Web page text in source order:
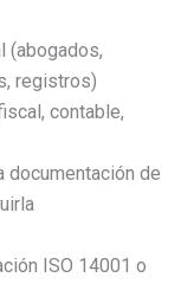
(abogados,
registros)
contable,
documentación de
ISO 14001 o